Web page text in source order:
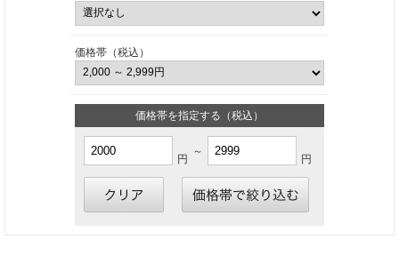
価格帯（税込）
価格帯を指定する（税込）
円
～
円